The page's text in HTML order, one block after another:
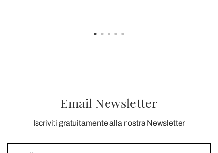
Email Newsletter
Iscriviti gratuitamente alla nostra Newsletter